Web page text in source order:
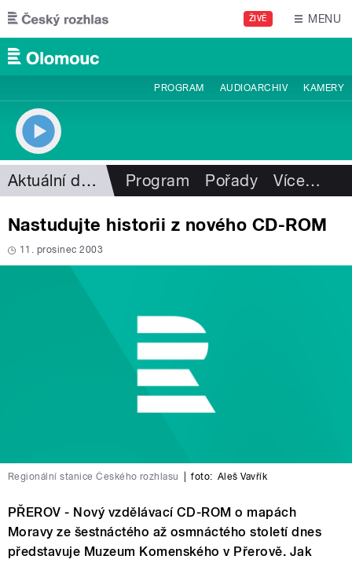
Přejít k hlavnímu obsahu
ŽIVĚ MENU
PROGRAM AUDIOARCHIV KAMERY
Aktuální dění Program Pořady Více…
Nastudujte historii z nového CD-ROM
11. prosinec 2003
Regionální stanice Českého rozhlasu foto: Aleš Vavřík
PŘEROV - Nový vzdělávací CD-ROM o mapách
Moravy ze šestnáctého až osmnáctého století dnes
představuje Muzeum Komenského v Přerově. Jak